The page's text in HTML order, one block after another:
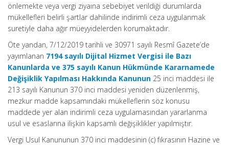
önlemekte veya vergi ziyaına sebebiyet verildiği durumlarda
mükellefleri belirli şartlar dahilinde indirimli ceza uygulanmak
suretiyle daha ağır müeyyidelerden korumaktadır.
Öte yandan, 7/12/2019 tarihli ve 30971 sayılı Resmî Gazete’de
yayımlanan 7194 sayılı Dijital Hizmet Vergisi ile Bazı
Kanunlarda ve 375 sayılı Kanun Hükmünde Kararnamede
Değişiklik Yapılması Hakkında Kanunun 25 inci maddesi ile
213 sayılı Kanunun 370 inci maddesi yeniden düzenlenmiş,
mezkur madde kapsamındaki mükelleflerin söz konusu
maddede yer alan indirimli ceza uygulamasından yararlanma
usul ve esaslarına ilişkin kapsamlı değişiklikler yapılmıştır.
Vergi Usul Kanununun 370 inci maddesinin (c) fıkrasının Hazine ve